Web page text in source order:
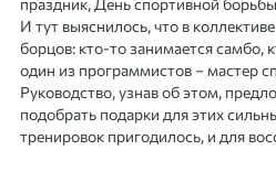
И тут выяснилось, что в
борцов: кто-то занимается самбо,
один из программистов – мастер
Руководство, узнав об этом,
подобрать подарки для этих
тренировок пригодилось, и для